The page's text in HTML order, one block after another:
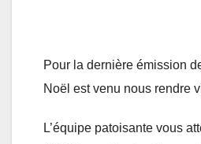
Pour la dernière émission
Noël est venu nous rendre
L’équipe patoisante vous